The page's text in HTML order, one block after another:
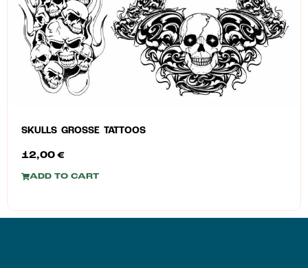
SKULLS GROSSE TATTOOS
12,00 €
ADD TO CART